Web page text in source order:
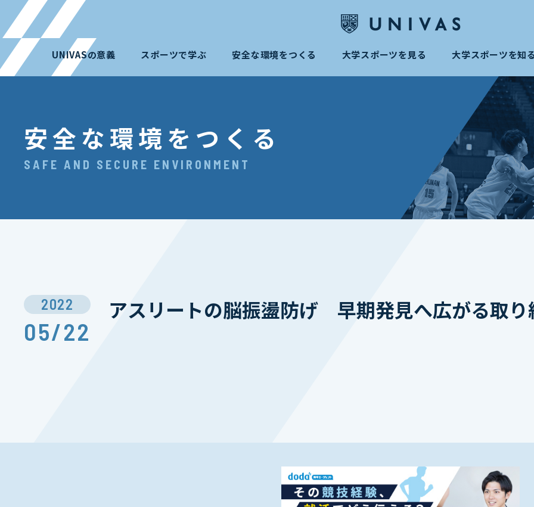
UNIVASの意義 スポーツで学ぶ 安全な環境をつくる 大学スポーツを見る 大学スポーツを知
安全な環境をつくる
SAFE AND SECURE ENVIRONMENT
2022
05/22
アスリートの脳振盪防げ 早期発見へ広がる取り